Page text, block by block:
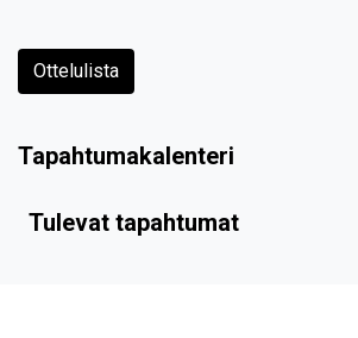
Ottelulista
Tapahtumakalenteri
Tulevat tapahtumat